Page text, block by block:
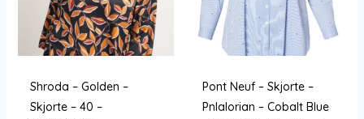
Shroda – Golden –
Skjorte – 40 –
Pont Neuf – Skjorte –
Pnlalorian – Cobalt Blue